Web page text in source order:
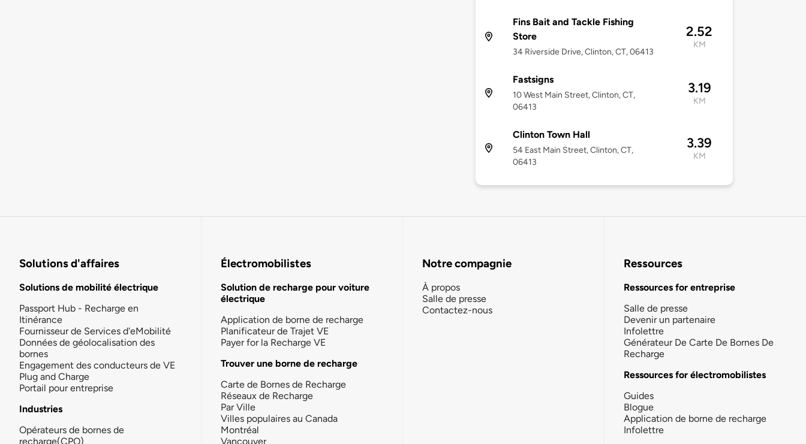
Fins Bait and Tackle Fishing
Store
34 Riverside Drive, Clinton, CT, 06413
2.52
KM
Fastsigns
10 West Main Street, Clinton, CT,
06413
3.19
KM
Clinton Town Hall
54 East Main Street, Clinton, CT,
06413
3.39
KM
Solutions d'affaires
Solutions de mobilité électrique
Passport Hub - Recharge en
Itinérance
Fournisseur de Services d'eMobilité
Données de géolocalisation des
bornes
Engagement des conducteurs de VE
Plug and Charge
Portail pour entreprise
Industries
Opérateurs de bornes de
recharge(CPO)
Électromobilistes
Solution de recharge pour voiture
électrique
Application de borne de recharge
Planificateur de Trajet VE
Payer for la Recharge VE
Trouver une borne de recharge
Carte de Bornes de Recharge
Réseaux de Recharge
Par Ville
Villes populaires au Canada
Montréal
Vancouver
Notre compagnie
À propos
Salle de presse
Contactez-nous
Ressources
Ressources for entreprise
Salle de presse
Devenir un partenaire
Infolettre
Générateur De Carte De Bornes De
Recharge
Ressources for électromobilistes
Guides
Blogue
Application de borne de recharge
Infolettre